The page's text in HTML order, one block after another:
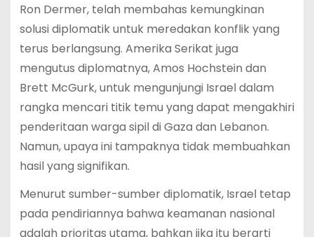
Ron Dermer, telah membahas kemungkinan
solusi diplomatik untuk meredakan konflik yang
terus berlangsung. Amerika Serikat juga
mengutus diplomatnya, Amos Hochstein dan
Brett McGurk, untuk mengunjungi Israel dalam
rangka mencari titik temu yang dapat mengakhiri
penderitaan warga sipil di Gaza dan Lebanon.
Namun, upaya ini tampaknya tidak membuahkan
hasil yang signifikan.
Menurut sumber-sumber diplomatik, Israel tetap
pada pendiriannya bahwa keamanan nasional
adalah prioritas utama, bahkan jika itu berarti